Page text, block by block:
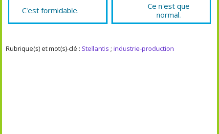
C'est formidable.
Ce n'est que
normal.
Rubrique(s) et mot(s)-clé : Stellantis ;industrie-production